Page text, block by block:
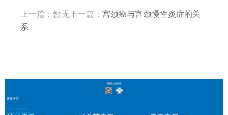
上一篇：暂无下一篇： 宫颈癌与宫颈慢性炎症的关
系
康复医疗